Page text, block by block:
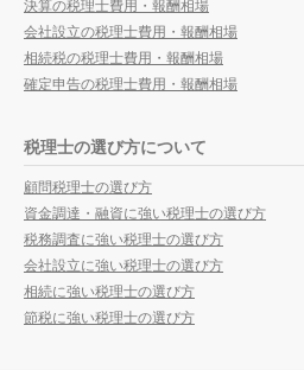
決算の税理士費用・報酬相場
会社設立の税理士費用・報酬相場
相続税の税理士費用・報酬相場
確定申告の税理士費用・報酬相場
税理士の選び方について
顧問税理士の選び方
資金調達・融資に強い税理士の選び方
税務調査に強い税理士の選び方
会社設立に強い税理士の選び方
相続に強い税理士の選び方
節税に強い税理士の選び方